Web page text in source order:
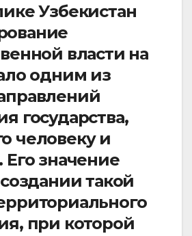
Узбекистан
власти на
одним из
государства,
человеку и
Его значение
такой
при которой